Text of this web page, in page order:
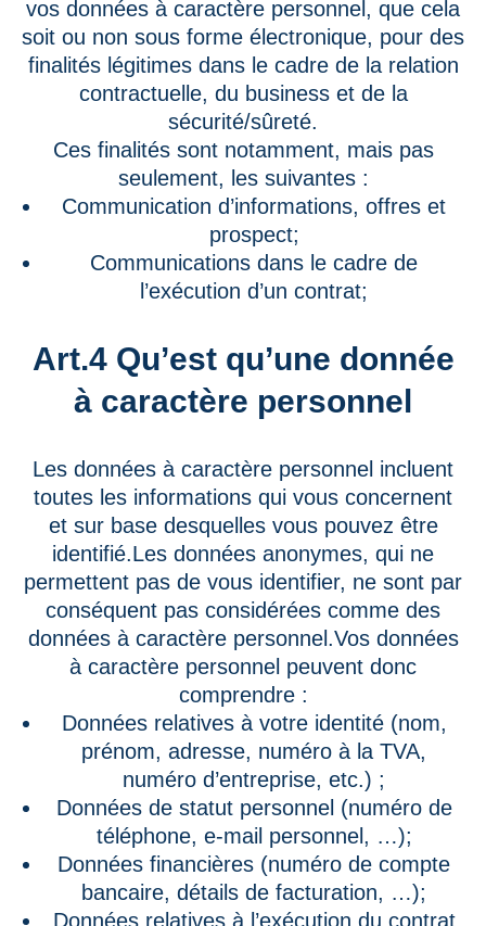
vos données à caractère personnel, que cela
soit ou non sous forme électronique, pour des
finalités légitimes dans le cadre de la relation
contractuelle, du business et de la
sécurité/sûreté.
Ces finalités sont notamment, mais pas
seulement, les suivantes :
Communication d’informations, offres et
prospect;
Communications dans le cadre de
l’exécution d’un contrat;
Art.4 Qu’est qu’une donnée
à caractère personnel
Les données à caractère personnel incluent
toutes les informations qui vous concernent
et sur base desquelles vous pouvez être
identifié.Les données anonymes, qui ne
permettent pas de vous identifier, ne sont par
conséquent pas considérées comme des
données à caractère personnel.Vos données
à caractère personnel peuvent donc
comprendre :
Données relatives à votre identité (nom,
prénom, adresse, numéro à la TVA,
numéro d’entreprise, etc.) ;
Données de statut personnel (numéro de
téléphone, e-mail personnel, …);
Données financières (numéro de compte
bancaire, détails de facturation, …);
Données relatives à l’exécution du contrat